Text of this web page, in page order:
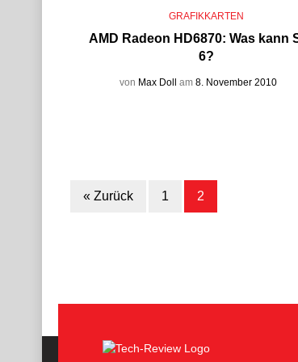
GRAFIKKARTEN
AMD Radeon HD6870: Was kann
6?
von Max Doll am 8. November 2010
« Zurück 1 2